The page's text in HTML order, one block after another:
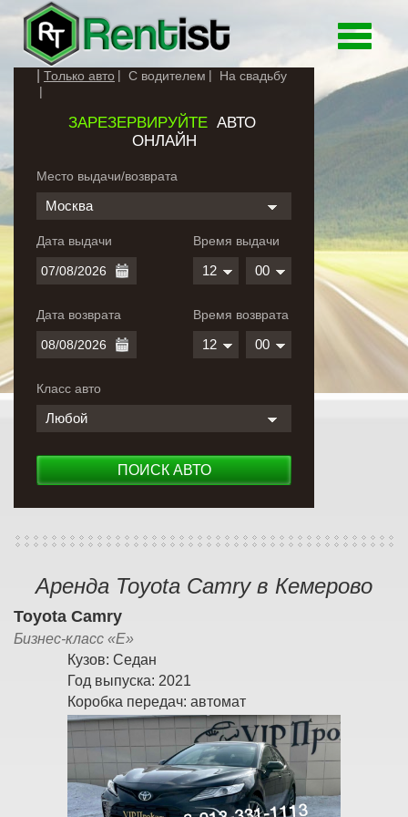
Toggle
Только авто С водителем На свадьбу
ЗАРЕЗЕРВИРУЙТЕАВТО
ОНЛАЙН
Место выдачи/возврата
Москва
Дата выдачи
Дата возврата
Время выдачи
12 00
Время возврата
12 00
Класс авто
Любой
ПОИСК АВТО
Аренда Toyota Camry в Кемерово
Toyota Camry
Бизнес-класс «E»
Кузов: Седан
Год выпуска: 2021
Коробка передач: автомат